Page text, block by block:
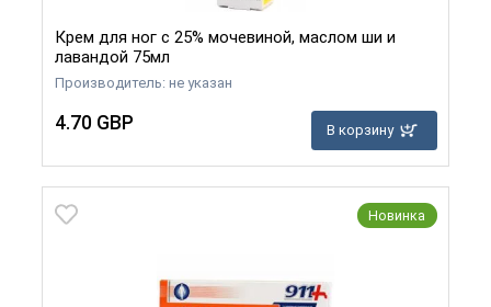
Крем для ног с 25% мочевиной, маслом ши и
лавандой 75мл
Производитель: не указан
4.70 GBP В корзину
Новинка